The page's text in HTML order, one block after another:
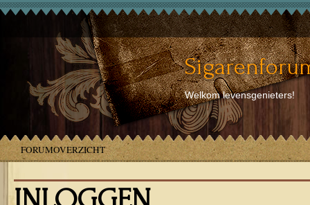
Welkom levensgenieters!
FORUMOVERZICHT